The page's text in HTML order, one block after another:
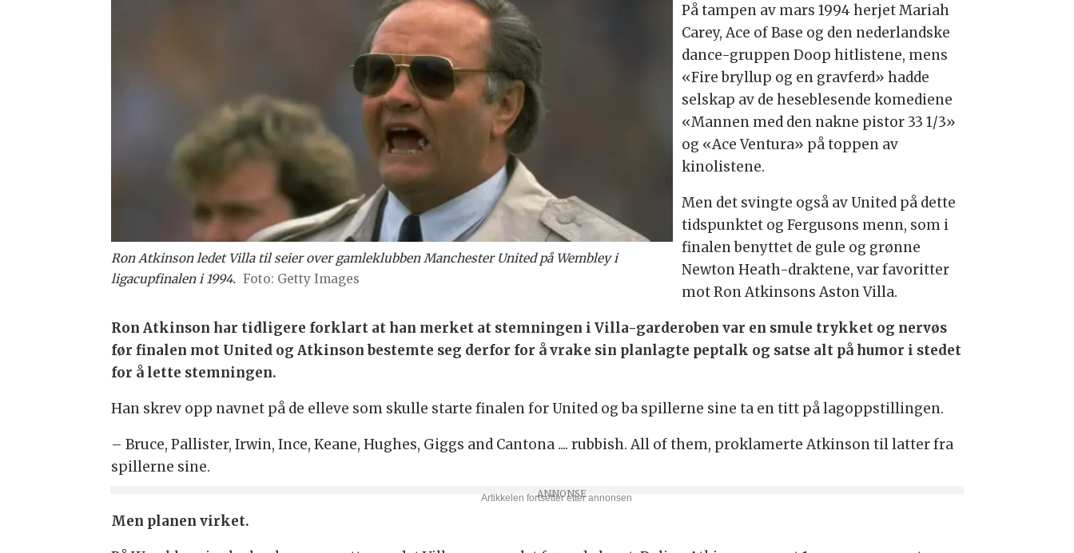
Ron Atkinson ledet Villa til seier over gamleklubben Manchester United på Wembley i
ligacupfinalen i 1994.
Getty Images
På tampen av mars 1994 herjet Mariah
Carey, Ace of Base og den nederlandske
dance-gruppen Doop hitlistene, mens
«Fire bryllup og en gravferd» hadde
selskap av de heseblesende komediene
«Mannen med den nakne pistor 33 1/3»
og «Ace Ventura» på toppen av
kinolistene.
Men det svingte også av United på dette
tidspunktet og Fergusons menn, som i
finalen benyttet de gule og grønne
Newton Heath-draktene, var favoritter
mot Ron Atkinsons Aston Villa.
Ron Atkinson har tidligere forklart at han merket at stemningen i Villa-garderoben var en smule trykket og nervøs
før finalen mot United og Atkinson bestemte seg derfor for å vrake sin planlagte peptalk og satse alt på humor i stedet
for å lette stemningen.
Han skrev opp navnet på de elleve som skulle starte finalen for United og ba spillerne sine ta en titt på lagoppstillingen.
– Bruce, Pallister, Irwin, Ince, Keane, Hughes, Giggs and Cantona .... rubbish. All of them, proklamerte Atkinson til latter fra
spillerne sine.
Men planen virket.